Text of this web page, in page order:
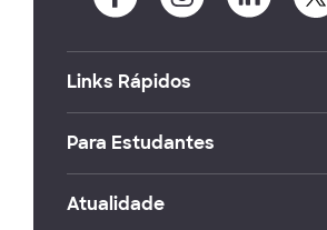
Links Rápidos
Para Estudantes
Atualidade